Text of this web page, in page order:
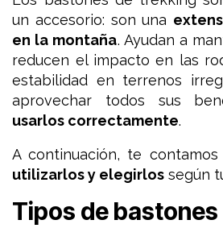
un accesorio: son una
en la montaña. Ayudan a
reducen el impacto en las
estabilidad en terrenos
aprovechar todos sus
usarlos correctamente.
A continuación, te contamos
utilizarlos y elegirlos según
Tipos de bastones